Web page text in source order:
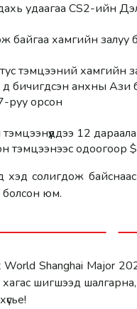
удаагаа CS2-ийн
байгаа хамгийн залуу
тэмцээний хамгийн
бичигдсэн анхны Ази
руу орсон
тэмцээнүүддээ 12
тэмцээнээс
хэд солигдож
юм.
World Shanghai Major
шигшээд